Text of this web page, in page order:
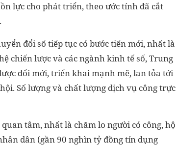
lực cho phát triển, theo ước tính đã cắt
đổi số tiếp tục có bước tiến mới, nhất là
chiến lược và các ngành kinh tế số, Trung
đổi mới, triển khai mạnh mẽ, lan tỏa tới
Số lượng và chất lượng dịch vụ công trực
tâm, nhất là chăm lo người có công, hộ
dân (gần 90 nghìn tỷ đồng tín dụng